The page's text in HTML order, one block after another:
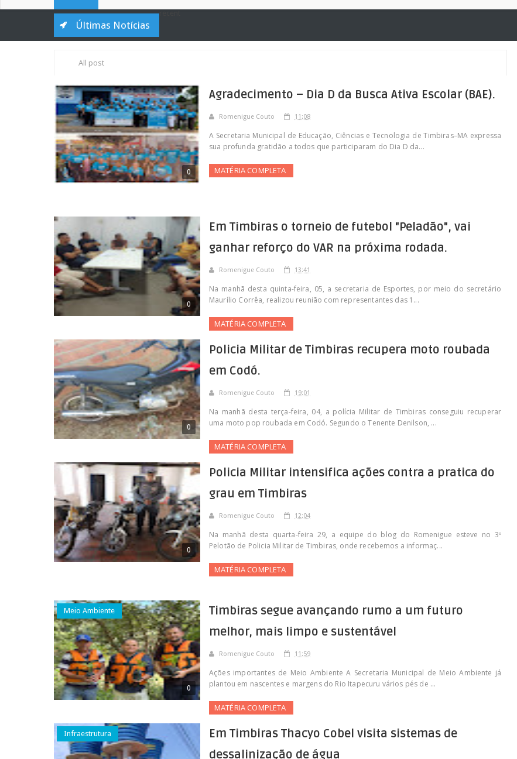
Últimas Notícias
All post
0
Agradecimento – Dia D da Busca Ativa Escolar (BAE).
Romenigue Couto 11:08
A Secretaria Municipal de Educação, Ciências e Tecnologia de Timbiras–MA expressa
sua profunda gratidão a todos que participaram do Dia D da...
MATÉRIA COMPLETA
0
Em Timbiras o torneio de futebol "Peladão", vai
ganhar reforço do VAR na próxima rodada.
Romenigue Couto 13:41
Na manhã desta quinta-feira, 05, a secretaria de Esportes, por meio do secretário
Maurílio Corrêa, realizou reunião com representantes das 1...
MATÉRIA COMPLETA
0
Policia Militar de Timbiras recupera moto roubada
em Codó.
Romenigue Couto 19:01
Na manhã desta terça-feira, 04, a polícia Militar de Timbiras conseguiu recuperar
uma moto pop roubada em Codó. Segundo o Tenente Denilson, ...
MATÉRIA COMPLETA
0
Policia Militar intensifica ações contra a pratica do
grau em Timbiras
Romenigue Couto 12:04
Na manhã desta quarta-feira 29, a equipe do blog do Romenigue esteve no 3º
Pelotão de Policia Militar de Timbiras, onde recebemos a informaç...
MATÉRIA COMPLETA
0
Meio Ambiente
Timbiras segue avançando rumo a um futuro
melhor, mais limpo e sustentável
Romenigue Couto 11:59
Ações importantes de Meio Ambiente A Secretaria Municipal de Meio Ambiente já
plantou em nascentes e margens do Rio Itapecuru vários pés de ...
MATÉRIA COMPLETA
Infraestrutura
Em Timbiras Thacyo Cobel visita sistemas de
dessalinização de água